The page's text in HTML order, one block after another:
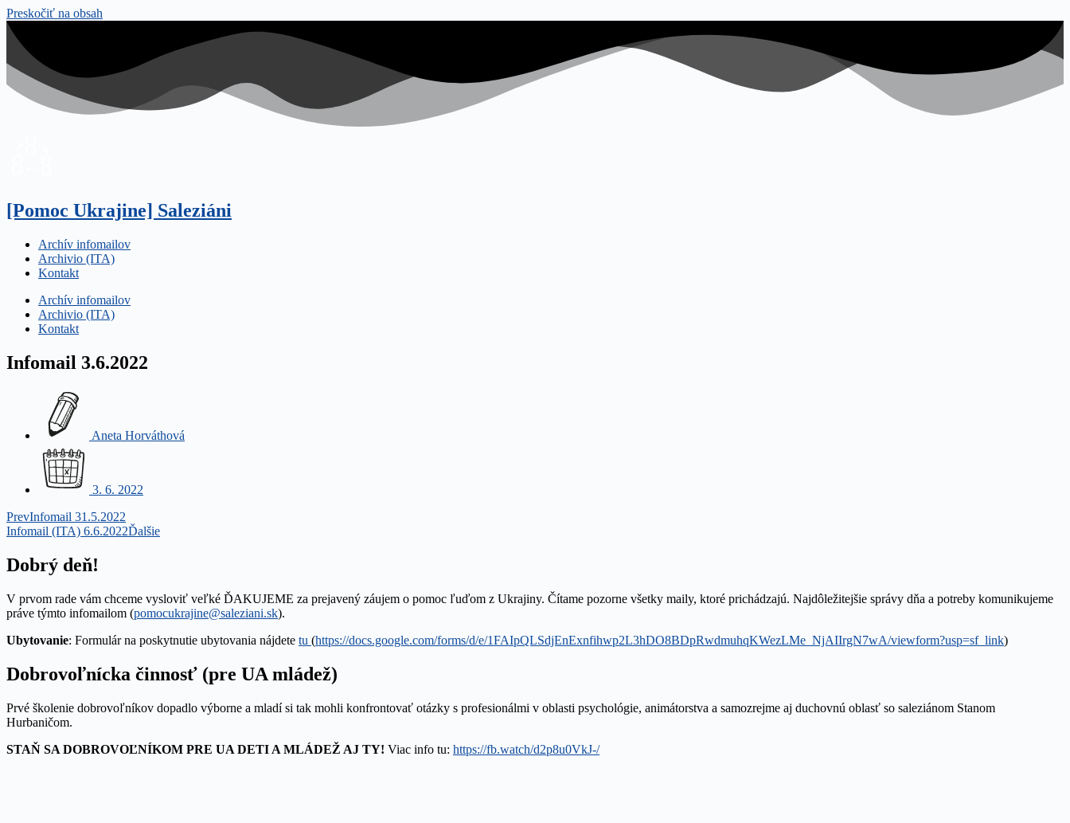
Preskočiť na obsah
[Pomoc Ukrajine] Saleziáni
Archív infomailov
Archivio (ITA)
Kontakt
Archív infomailov
Archivio (ITA)
Kontakt
Infomail 3.6.2022
Aneta Horváthová
3. 6. 2022
PrevInfomail 31.5.2022
Infomail (ITA) 6.6.2022Ďalšie
Dobrý deň!
V prvom rade vám chceme vysloviť veľké ĎAKUJEME za prejavený záujem o pomoc ľuďom z Ukrajiny. Čítame pozorne všetky maily, ktoré prichádzajú. Najdôležitejšie správy dňa a potreby komunikujeme
práve týmto infomailom (pomocukrajine@saleziani.sk).
Ubytovanie: Formulár na poskytnutie ubytovania nájdete tu (https://docs.google.com/forms/d/e/1FAIpQLSdjEnExnfihwp2L3hDO8BDpRwdmuhqKWezLMe_NjAIIrgN7wA/viewform?usp=sf_link)
Dobrovoľnícka činnosť (pre UA mládež)
Prvé školenie dobrovoľníkov dopadlo výborne a mladí si tak mohli konfrontovať otázky s profesionálmi v oblasti psychológie, animátorstva a samozrejme aj duchovnú oblasť so saleziánom Stanom
Hurbaničom.
STAŇ SA DOBROVOĽNÍKOM PRE UA DETI A MLÁDEŽ AJ TY! Viac info tu: https://fb.watch/d2p8u0VkJ-/